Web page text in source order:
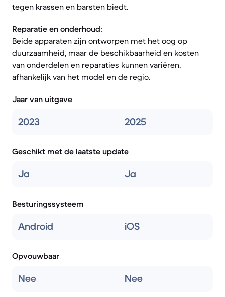
tegen krassen en barsten biedt.
Reparatie en onderhoud:
Beide apparaten zijn ontworpen met het oog op
duurzaamheid, maar de beschikbaarheid en kosten
van onderdelen en reparaties kunnen variëren,
afhankelijk van het model en de regio.
Jaar van uitgave
2023 2025
Geschikt met de laatste update
Ja Ja
Besturingssysteem
Android iOS
Opvouwbaar
Nee Nee